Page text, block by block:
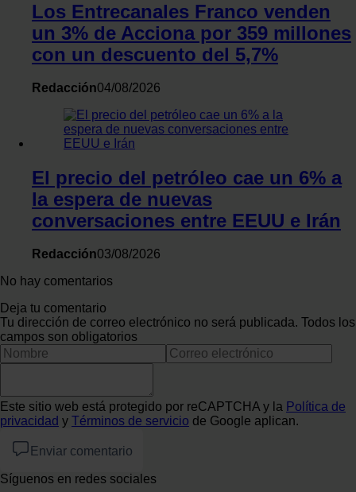
Los Entrecanales Franco venden
un 3% de Acciona por 359 millones
con un descuento del 5,7%
Redacción04/08/2026
El precio del petróleo cae un 6% a
la espera de nuevas
conversaciones entre EEUU e Irán
Redacción03/08/2026
No hay comentarios
Deja tu comentario
Tu dirección de correo electrónico no será publicada. Todos los
campos son obligatorios
Este sitio web está protegido por reCAPTCHA y la Política de
privacidad y Términos de servicio de Google aplican.
Enviar comentario
Síguenos en redes sociales